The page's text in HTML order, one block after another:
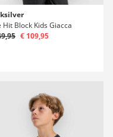
Hit Block Kids Giacca
€ 109,95